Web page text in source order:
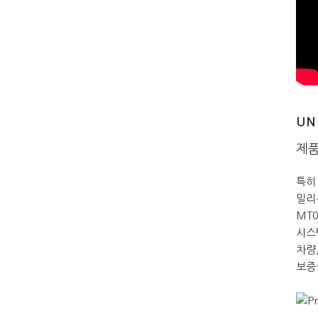
UN
제
특히
밀
시
차
보증